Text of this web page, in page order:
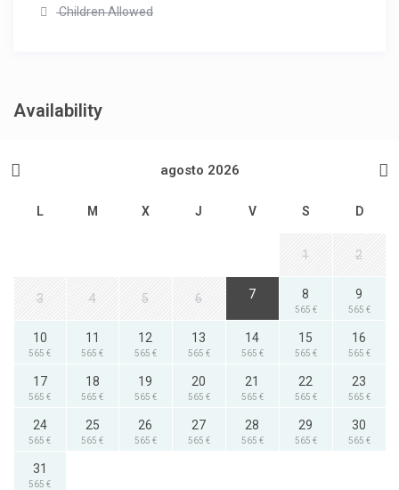
Children Allowed
Availability
agosto 2026
L M X J V S D
1 2
3 4 5 6 7 8
565 €
9
565 €
10
565 €
11
565 €
12
565 €
13
565 €
14
565 €
15
565 €
16
565 €
17
565 €
18
565 €
19
565 €
20
565 €
21
565 €
22
565 €
23
565 €
24
565 €
25
565 €
26
565 €
27
565 €
28
565 €
29
565 €
30
565 €
31
565 €